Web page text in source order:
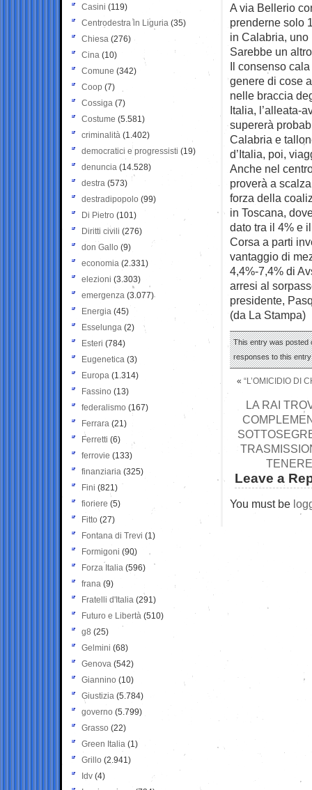
A via Bellerio
prenderne solo
in Calabria, uno
Sarebbe un
Il consenso
genere di cose
nelle braccia
Italia, l’alleata-
supererà
Calabria e
d’Italia, poi,
Anche nel
proverà a
forza della
in Toscana,
dato tra il 4% e
Corsa a parti
vantaggio di
4,4%-7,4% di
arresi al
presidente,
(da La Stampa)
This entry was posted
responses to this
« “L’OMICIDIO DI
LA RAI
Leave a
You must be
Casini (119)
Centrodestra in Liguria (35)
Chiesa (276)
Cina (10)
Comune (342)
Coop (7)
Cossiga (7)
Costume (5.581)
criminalità (1.402)
democratici e progressisti (19)
denuncia (14.528)
destra (573)
destradipopolo (99)
Di Pietro (101)
Diritti civili (276)
don Gallo (9)
economia (2.331)
elezioni (3.303)
emergenza (3.077)
Energia (45)
Esselunga (2)
Esteri (784)
Eugenetica (3)
Europa (1.314)
Fassino (13)
federalismo (167)
Ferrara (21)
Ferretti (6)
ferrovie (133)
finanziaria (325)
Fini (821)
fioriere (5)
Fitto (27)
Fontana di Trevi (1)
Formigoni (90)
Forza Italia (596)
frana (9)
Fratelli d'Italia (291)
Futuro e Libertà (510)
g8 (25)
Gelmini (68)
Genova (542)
Giannino (10)
Giustizia (5.784)
governo (5.799)
Grasso (22)
Green Italia (1)
Grillo (2.941)
Idv (4)